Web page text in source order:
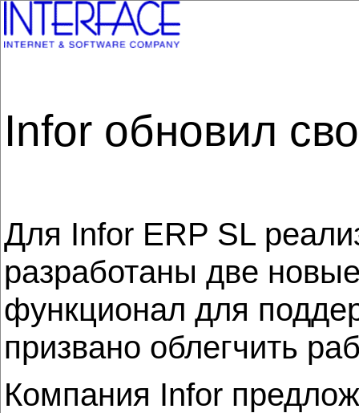
Infor обновил
Для Infor ERP SL
разработаны две
функционал для
призвано облегчить
Компания Infor